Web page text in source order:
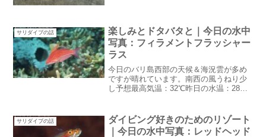
色見本が届きました。...
サリダイブの話
楽しみとドタバタと｜今日の水中
写真：フィラメントフラッシャー
ラス
今日のバリ島西部の天候＆海況雲が多め
ですが晴れています。南西の風うねり少
し予想最高気温：32℃昨日の水温：28℃
とドタバタと今日はゲストに今度買いた
いなと思っている鳥用カ...
サリダイブの話
ダイビング好きのためのリゾート
｜今日の水中写真：レッドヘッド